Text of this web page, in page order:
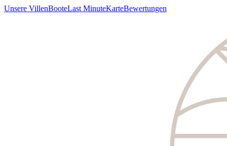
Unsere VillenBooteLast MinuteKarteBewertungen